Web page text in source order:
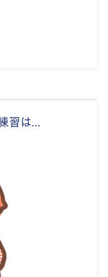
習は...